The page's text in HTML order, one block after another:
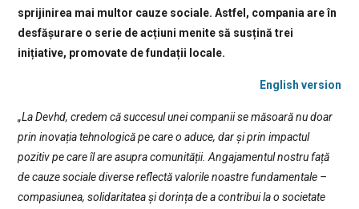
sprijinirea mai multor cauze sociale. Astfel, compania are în
desfășurare o serie de acțiuni menite să susțină trei
inițiative, promovate de fundații locale.
English version
„La Devhd, credem că succesul unei companii se măsoară nu doar
prin inovația tehnologică pe care o aduce, dar și prin impactul
pozitiv pe care îl are asupra comunității. Angajamentul nostru față
de cauze sociale diverse reflectă valorile noastre fundamentale –
compasiunea, solidaritatea și dorința de a contribui la o societate